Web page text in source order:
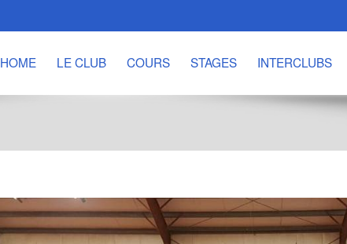
HOME LE CLUB COURS STAGES INTERCLUBS